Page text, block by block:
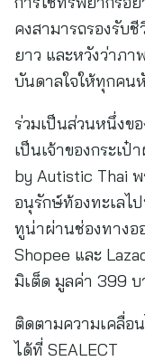
คงสามารถรองรับ
ยาว และหวังว่าภา
บันดาลใจให้ทุกคน
ร่วมเป็นส่วนหนึ่งข
เป็นเจ้าของกระเป๋
by Autistic Thai
อนุรักษ์ท้องทะเลไ
ทูน่าผ่านช่องทาง
Shopee และ
มิเต็ด มูลค่า 399
ติดตามความเคลื่อ
ได้ที่ SEALECT